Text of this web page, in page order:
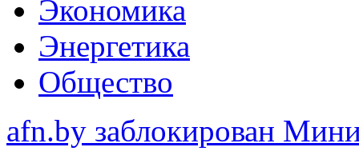
Экономика
Энергетика
Общество
afn.by заблокирован